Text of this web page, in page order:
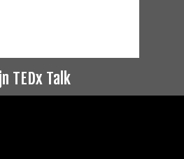
TEDx Talk